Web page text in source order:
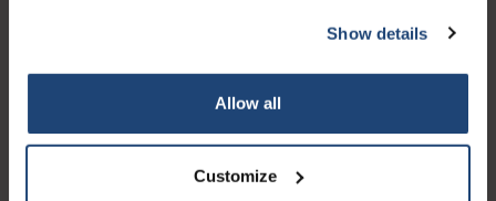
Show details
Allow all
Customize
Mi cuenta